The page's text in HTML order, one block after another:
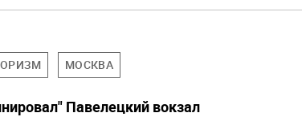
МОСКВА
Павелецкий вокзал